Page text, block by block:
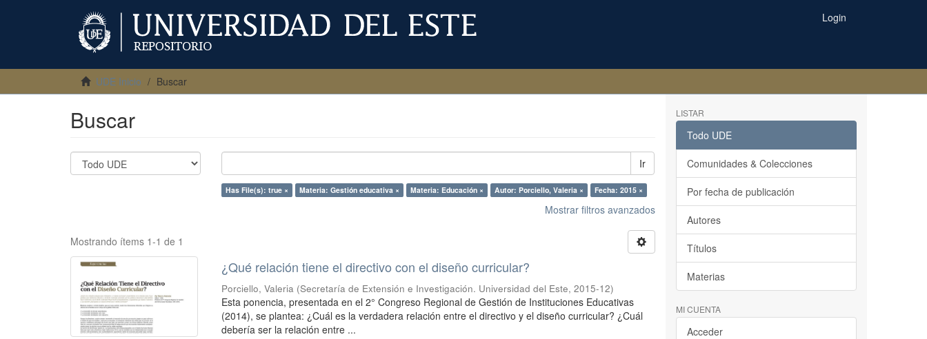
Login
UDE Inicio Buscar
Buscar
Ir
Has File(s): true × Materia: Gestión educativa × Materia: Educación × Autor: Porciello, Valeria × Fecha: 2015 ×
Mostrar filtros avanzados
Mostrando ítems 1-1 de 1
¿Qué relación tiene el directivo con el diseño curricular?
Porciello, Valeria (Secretaría de Extensión e Investigación. Universidad del Este,2015-12)
Esta ponencia, presentada en el 2° Congreso Regional de Gestión de Instituciones Educativas
(2014), se plantea: ¿Cuál es la verdadera relación entre el directivo y el diseño curricular? ¿Cuál
debería ser la relación entre ...
LISTAR
Todo UDE
Comunidades & Colecciones
Por fecha de publicación
Autores
Títulos
Materias
MI CUENTA
Acceder